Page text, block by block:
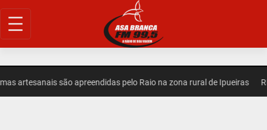
Pular
para
artesanais são apreendidas pelo Raio na zona rural de Ipueiras